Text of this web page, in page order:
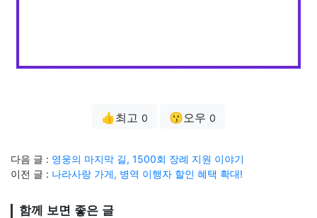
👍최고 0 😗오우 0
다음 글 : 영웅의 마지막 길, 1500회 장례 지원 이야기
이전 글 : 나라사랑 가게, 병역 이행자 할인 혜택 확대!
함께 보면 좋은 글